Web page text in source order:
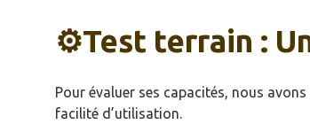
⚙️Test terrain :
Pour évaluer ses capacités, nous
facilité d’utilisation.